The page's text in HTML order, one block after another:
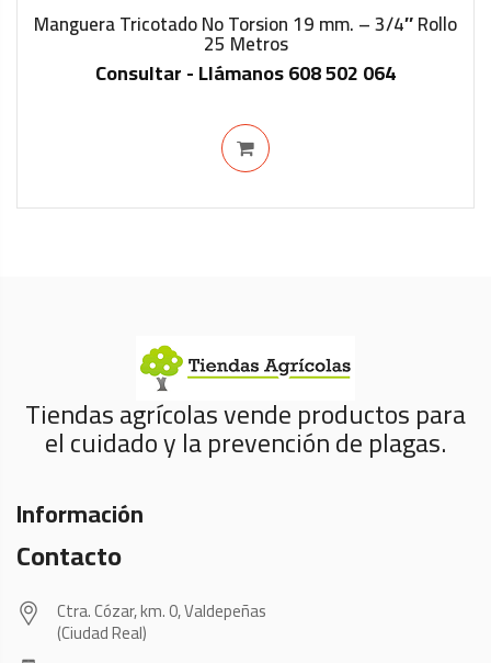
IN STOCK
Manguera Tricotado No Torsion 19 mm. – 3/4″ Rollo
25 Metros
Consultar - Llámanos 608 502 064
Tiendas agrícolas vende productos para
el cuidado y la prevención de plagas.
Información
Contacto
Ctra. Cózar, km. 0, Valdepeñas
(Ciudad Real)